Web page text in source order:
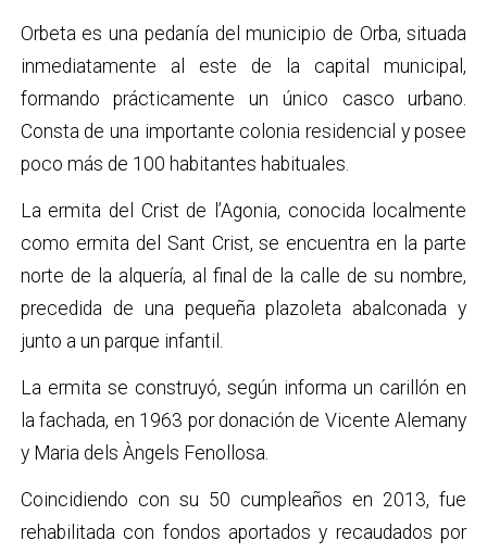
Orbeta es una pedanía del municipio de Orba, situada
inmediatamente al este de la capital municipal,
formando prácticamente un único casco urbano.
Consta de una importante colonia residencial y posee
poco más de 100 habitantes habituales.
La ermita del Crist de l’Agonia, conocida localmente
como ermita del Sant Crist, se encuentra en la parte
norte de la alquería, al final de la calle de su nombre,
precedida de una pequeña plazoleta abalconada y
junto a un parque infantil.
La ermita se construyó, según informa un carillón en
la fachada, en 1963 por donación de Vicente Alemany
y Maria dels Àngels Fenollosa.
Coincidiendo con su 50 cumpleaños en 2013, fue
rehabilitada con fondos aportados y recaudados por